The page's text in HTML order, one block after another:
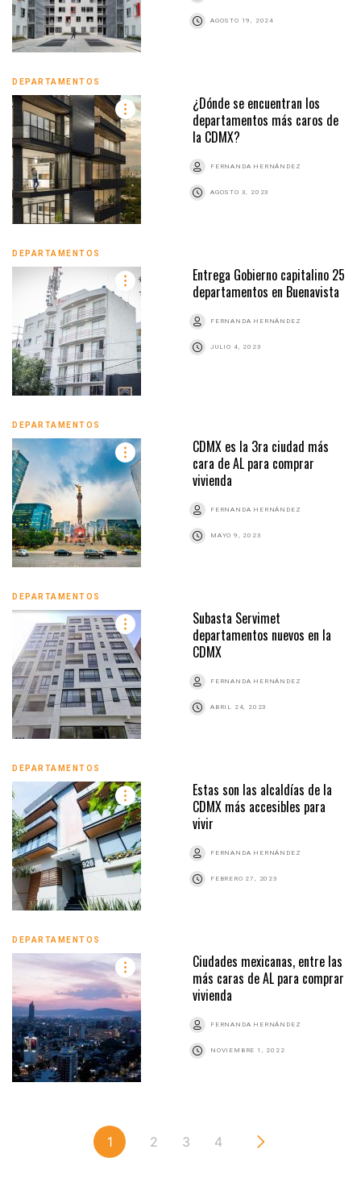
AGOSTO 19, 2024
DEPARTAMENTOS
¿Dónde se encuentran los
departamentos más caros de
la CDMX?
FERNANDA HERNÁNDEZ
AGOSTO 3, 2023
DEPARTAMENTOS
Entrega Gobierno capitalino 25
departamentos en Buenavista
FERNANDA HERNÁNDEZ
JULIO 4, 2023
DEPARTAMENTOS
CDMX es la 3ra ciudad más
cara de AL para comprar
vivienda
FERNANDA HERNÁNDEZ
MAYO 9, 2023
DEPARTAMENTOS
Subasta Servimet
departamentos nuevos en la
CDMX
FERNANDA HERNÁNDEZ
ABRIL 24, 2023
DEPARTAMENTOS
Estas son las alcaldías de la
CDMX más accesibles para
vivir
FERNANDA HERNÁNDEZ
FEBRERO 27, 2023
DEPARTAMENTOS
Ciudades mexicanas, entre las
más caras de AL para comprar
vivienda
FERNANDA HERNÁNDEZ
NOVIEMBRE 1, 2022
1 2 3 4